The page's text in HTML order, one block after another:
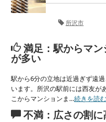
所沢市
満足：駅からマ
が多い
駅から6分の立地は近過ぎず遠
います。所沢の駅前には西友が
こからマンションま…続きを読む
不満：広さの割に